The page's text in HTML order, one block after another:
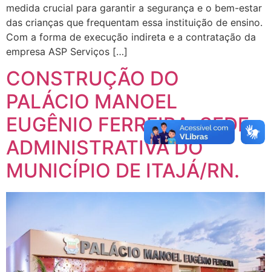
medida crucial para garantir a segurança e o bem-estar
das crianças que frequentam essa instituição de ensino.
Com a forma de execução indireta e a contratação da
empresa ASP Serviços […]
CONSTRUÇÃO DO
PALÁCIO MANOEL
EUGÊNIO FERREIRA, SEDE
ADMINISTRATIVA DO
MUNICÍPIO DE ITAJÁ/RN.